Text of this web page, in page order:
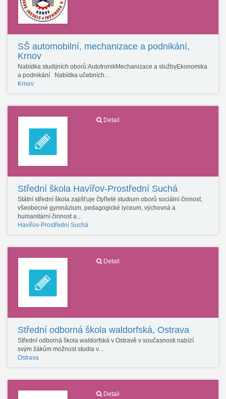
SŠ automobilní, mechanizace a podnikání,
Krnov
Nabídka studijních oborů:AutotronikMechanizace a službyEkonomika
a podnikání Nabídka učebních…
Krnov
Detail
Střední škola Havířov-Prostřední Suchá
Státní střední škola zajišťuje čtyřleté studium oborů sociální činnost,
všeobecné gymnázium, pedagogické lyceum, výchovná a
humanitární činnost a…
Havířov-Prostřední Suchá
Detail
Střední odborná škola waldorfská, Ostrava
Střední odborná škola waldorfská v Ostravě v současnosti nabízí
svým žákům možnost studia v…
Ostrava
Detail